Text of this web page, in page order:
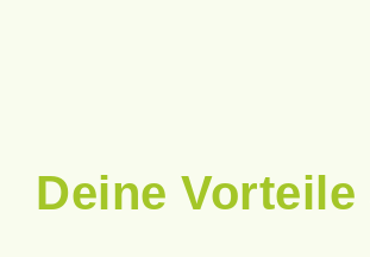
Deine Vorteile